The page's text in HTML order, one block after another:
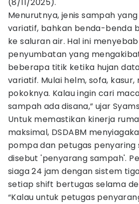
Menurutnya, jenis sampah
variatif, bahkan benda-benda
ke saluran air. Hal ini
penyumbatan yang
beberapa titik ketika hujan
variatif. Mulai helm, sofa,
pokoknya. Kalau ingin cari
sampah ada disana,” ujar
Untuk memastikan kinerja
maksimal, DSDABM
pompa dan petugas
disebut 'penyarang sampah'.
siaga 24 jam dengan sistem
setiap shift bertugas selama
“Kalau untuk petugas